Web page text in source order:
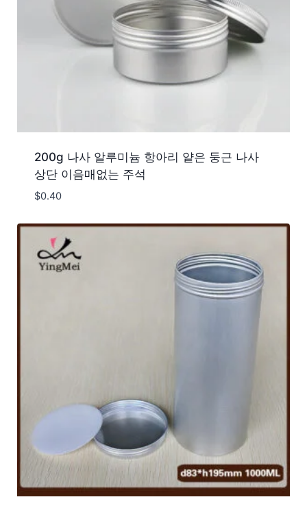
200g 나사 알루미늄 항아리 얕은 둥근 나사
상단 이음매없는 주석
$0.40